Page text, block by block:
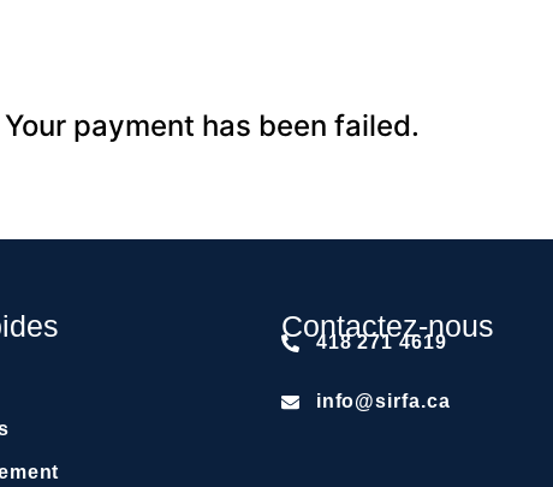
payment has been failed.
Contactez-nous
418 271 4619
info@sirfa.ca